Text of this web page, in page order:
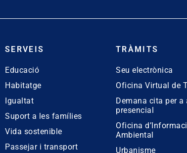
SERVEIS
Educació
Habitatge
Igualtat
Suport a les famílies
Vida sostenible
Passejar i transport
TRÀMITS
Seu electrònica
Oficina Virtual de
Demana cita per a
presencial
Oficina
Ambiental
Urbanisme